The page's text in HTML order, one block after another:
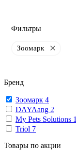
Фильтры
Зоомарк
Бренд
Зоомарк 4
DAYAang 2
My Pets Solutions 1
Triol 7
Товары по акции